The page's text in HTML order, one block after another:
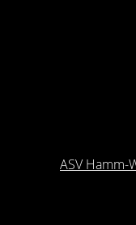
ASV Hamm-